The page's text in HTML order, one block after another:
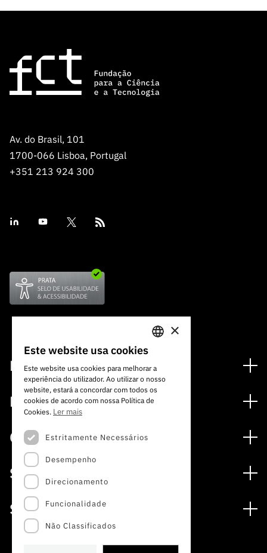
Av. do Brasil, 101
1700-066 Lisboa, Portugal
+351 213 924 300
Financiamento
Programas de Financiamento
Internacional
Prémios
Media
Notas de Imprensa
Subscrever Newsletter
Subscrever Direct Mail de Concursos
Agenda
Publicações
Concursos
Concursos Abertos
Concursos Previstos
Concursos Fechados
Calendarização FCT 2026
Serviços
Serviços digitais: Tecnologia para o Conhecimento
Arquivo, Documentação e Informação
Acesso a dados estatísticos para fins científicos –
Sobre
A FCT
PORTUGUESE
ENGLISH
×
Este website usa cookies
Este website usa cookies para melhorar a
experiência do utilizador. Ao utilizar o nosso
website, estará a concordar com todos os
cookies de acordo com nossa Política de
Cookies. Ler mais
Estritamente Necessários
Desempenho
Direcionamento
Funcionalidade
Não Classificados